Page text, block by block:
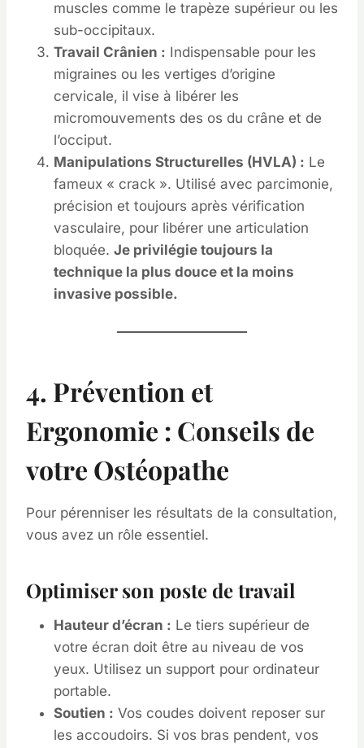
muscles comme le trapèze supérieur ou les
sub-occipitaux.
Travail Crânien : Indispensable pour les
migraines ou les vertiges d’origine
cervicale, il vise à libérer les
micromouvements des os du crâne et de
l’occiput.
Manipulations Structurelles (HVLA) : Le
fameux « crack ». Utilisé avec parcimonie,
précision et toujours après vérification
vasculaire, pour libérer une articulation
bloquée. Je privilégie toujours la
technique la plus douce et la moins
invasive possible.
4. Prévention et
Ergonomie : Conseils de
votre Ostéopathe
Pour pérenniser les résultats de la consultation,
vous avez un rôle essentiel.
Optimiser son poste de travail
Hauteur d’écran : Le tiers supérieur de
votre écran doit être au niveau de vos
yeux. Utilisez un support pour ordinateur
portable.
Soutien : Vos coudes doivent reposer sur
les accoudoirs. Si vos bras pendent, vos